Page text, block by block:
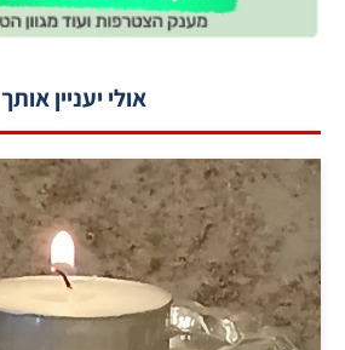
אולי יעניין אותך